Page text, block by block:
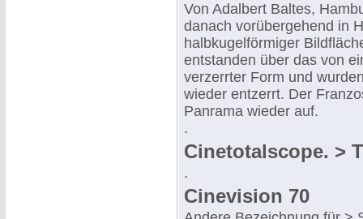
Von Adalbert Baltes,
danach vorübergehend in
halbkugelförmiger
entstanden über das von
verzerrter Form und
wieder entzerrt. Der
Panrama wieder auf.
.
Cinetotalscope. >
.
Cinevision 70